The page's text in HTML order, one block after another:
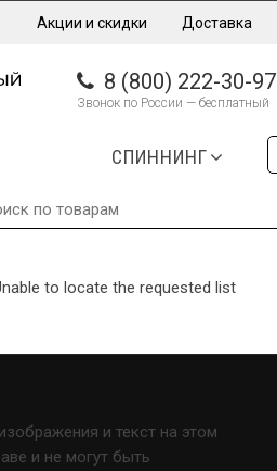
Акции и скидки Доставка
8 (800) 222-30-97
Звонок по России — бесплатный
СПИННИНГ
to locate the requested list
и текст на этом
и не могут быть